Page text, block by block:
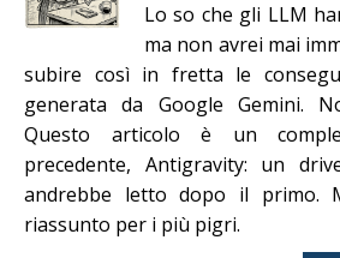
Lo so che gli LLM
ma non avrei mai
subire così in fretta le
generata da Google Gemini.
Questo articolo è un
precedente, Antigravity: un
andrebbe letto dopo il primo.
riassunto per i più pigri.